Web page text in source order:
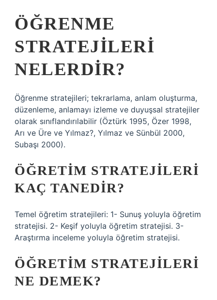
ÖĞRENME
STRATEJILERI
NELERDIR?
Öğrenme stratejileri; tekrarlama, anlam oluşturma,
düzenleme, anlamayı izleme ve duyuşsal stratejiler
olarak sınıflandırılabilir (Öztürk 1995, Özer 1998,
Arı ve Üre ve Yılmaz?, Yılmaz ve Sünbül 2000,
Subaşı 2000).
ÖĞRETIM STRATEJILERI
KAÇ TANEDIR?
Temel öğretim stratejileri: 1- Sunuş yoluyla öğretim
stratejisi. 2- Keşif yoluyla öğretim stratejisi. 3-
Araştırma inceleme yoluyla öğretim stratejisi.
ÖĞRETIM STRATEJILERI
NE DEMEK?